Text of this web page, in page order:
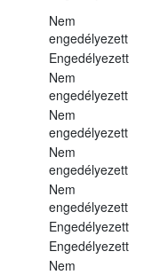
Nem
engedélyezett
Engedélyezett
Nem
engedélyezett
Nem
engedélyezett
Nem
engedélyezett
Nem
engedélyezett
Engedélyezett
Engedélyezett
Nem